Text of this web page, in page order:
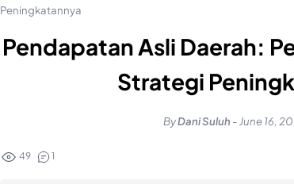
Peningkatannya
Pendapatan Asli Daerah:
Strategi
ByDani Suluh -June 16,
49 1